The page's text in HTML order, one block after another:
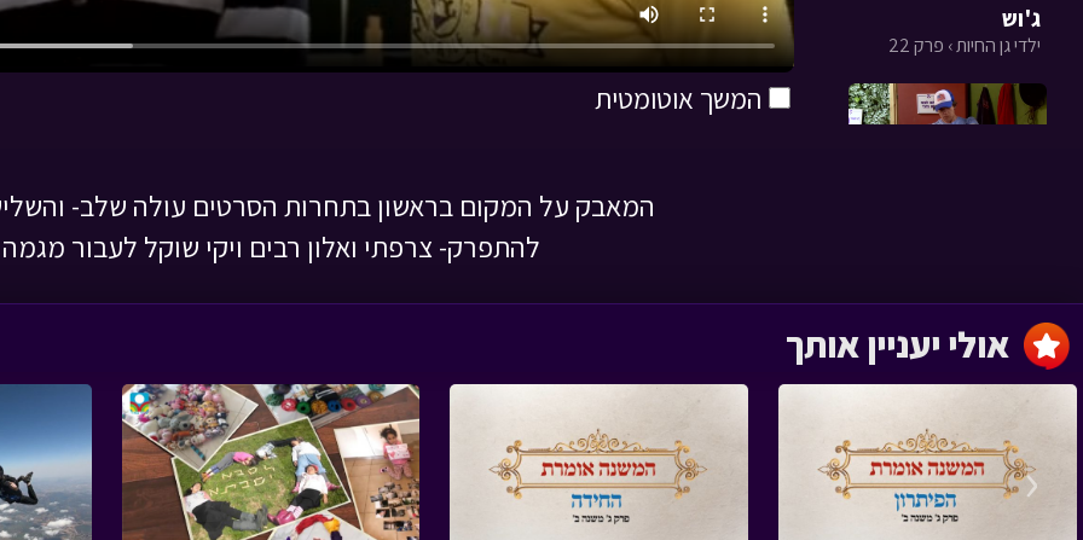
המשך אוטומטית
ג'וש
ילדי גן החיות › פרק 22
ילדי גן החיות › פרק 20
המאבק על המקום בראשון בתחרות הסרטים עולה שלב-
להתפרק- צרפתי ואלון רבים ויקי שוקל לעבור מגמה
‹